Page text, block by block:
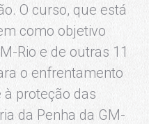
O curso, que está
como objetivo
Rio e de outras 11
o enfrentamento
proteção das
da Penha da GM-